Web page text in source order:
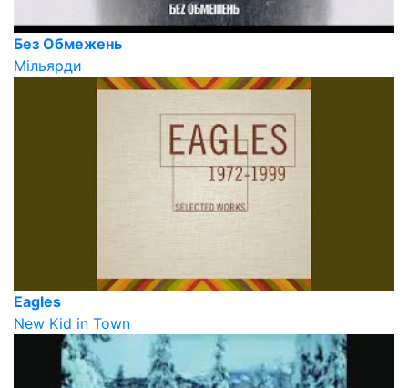
Без Обмежень
Мільярди
Eagles
New Kid in Town